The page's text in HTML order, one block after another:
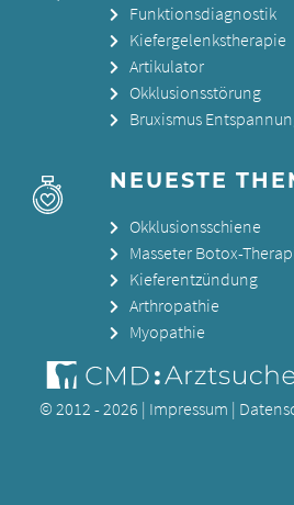
Funktionsdiagnostik
Kiefergelenkstherapie
Artikulator
Okklusionsstörung
Bruxismus
NEUESTE
Okklusionsschiene
Masseter Botox-
Kieferentzündung
Arthropathie
Myopathie
© 2012 - 2026 | Impressum |